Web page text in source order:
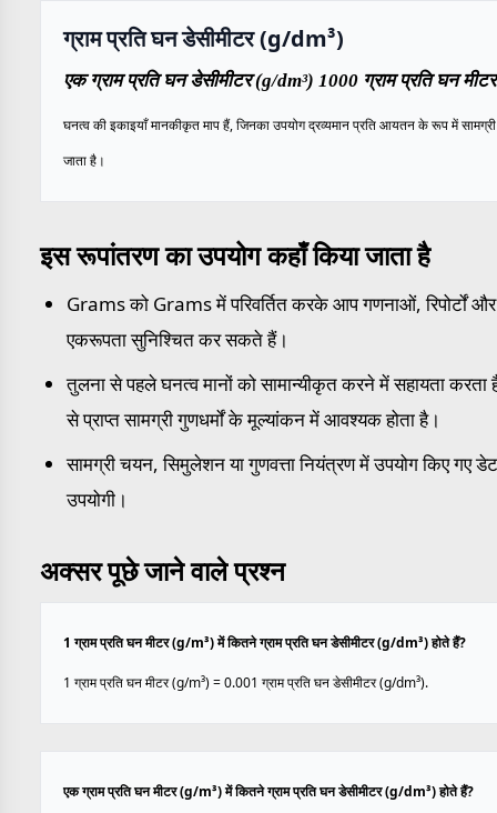
ग्राम प्रति घन डेसीमीटर (g/dm³)
एक ग्राम प्रति घन डेसीमीटर (g/dm³) 1000 ग्राम प्रति घन
घनत्व की इकाइयाँ मानकीकृत माप हैं, जिनका उपयोग द्रव्यमान प्रति आयतन के रूप में
जाता है।
इस रूपांतरण का उपयोग कहाँ किया जाता है
Grams को Grams में परिवर्तित करके आप गणनाओं, रिपोर्टों और
एकरूपता सुनिश्चित कर सकते हैं।
तुलना से पहले घनत्व मानों को सामान्यीकृत करने में सहायता करता
से प्राप्त सामग्री गुणधर्मों के मूल्यांकन में आवश्यक होता है।
सामग्री चयन, सिमुलेशन या गुणवत्ता नियंत्रण में उपयोग किए गए
उपयोगी।
अक्सर पूछे जाने वाले प्रश्न
1 ग्राम प्रति घन मीटर (g/m³) में कितने ग्राम प्रति घन डेसीमीटर (g/dm³) होते हैं?
1 ग्राम प्रति घन मीटर (g/m³) = 0.001 ग्राम प्रति घन डेसीमीटर (g/dm³).
एक ग्राम प्रति घन मीटर (g/m³) में कितने ग्राम प्रति घन डेसीमीटर (g/dm³) होते हैं?